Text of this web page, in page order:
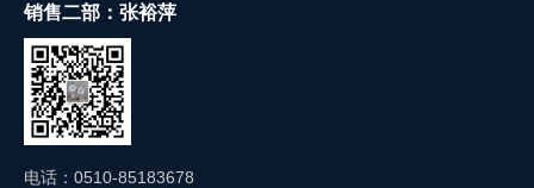
销售二部：张裕萍
电话：0510-85183678